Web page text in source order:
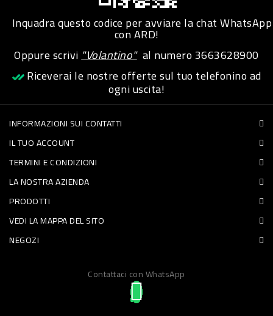
PET
PET
FOOD
FRESCHI
PIATTI
PRONTI
E
CONDIMENTI
Inquadra questo codice per avviare la chat WhatsApp
con ARD!
Oppure scrivi"Volantino"al numero3663628900
Riceverai le nostre offerte sul tuo telefonino ad
ogni uscita!
INFORMAZIONI SUI CONTATTI
IL TUO ACCOUNT
TERMINI E CONDIZIONI
LA NOSTRA AZIENDA
PRODOTTI
VEDI LA MAPPA DEL SITO
NEGOZI
Contattaci con WhatsApp